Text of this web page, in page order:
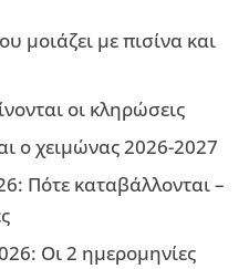
μοιάζει με πισίνα και
οι κληρώσεις
ο χειμώνας 2026-2027
Πότε καταβάλλονται –
Οι 2 ημερομηνίες